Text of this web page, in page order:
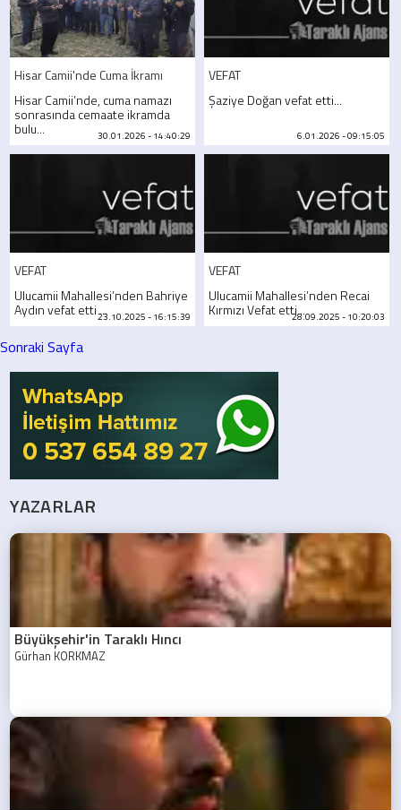
Hisar Camii'nde Cuma İkramı
Hisar Camii’nde, cuma namazı
sonrasında cemaate ikramda
bulu... 30.01.2026 - 14:40:29
VEFAT
Şaziye Doğan vefat etti...
6.01.2026 - 09:15:05
VEFAT
Ulucamii Mahallesi’nden Bahriye
Aydın vefat etti ...23.10.2025 - 16:15:39
VEFAT
Ulucamii Mahallesi’nden Recai
Kırmızı Vefat etti...28.09.2025 - 10:20:03
Sonraki Sayfa
YAZARLAR
Büyükşehir'in Taraklı Hıncı
Gürhan KORKMAZ